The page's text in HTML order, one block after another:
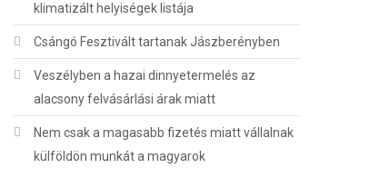
klimatizált helyiségek listája
Csángó Fesztivált tartanak Jászberényben
Veszélyben a hazai dinnyetermelés az
alacsony felvásárlási árak miatt
Nem csak a magasabb fizetés miatt vállalnak
külföldön munkát a magyarok